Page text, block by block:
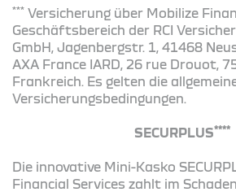
*** Versicherung über Mobilize
Geschäftsbereich der RCI
GmbH, Jagenbergstr. 1, 41468
AXA France IARD, 26 rue Drouot,
Frankreich. Es gelten die
Versicherungsbedingungen.
SECURPLUS****
Die innovative Mini-Kasko
Financial Services zahlt im